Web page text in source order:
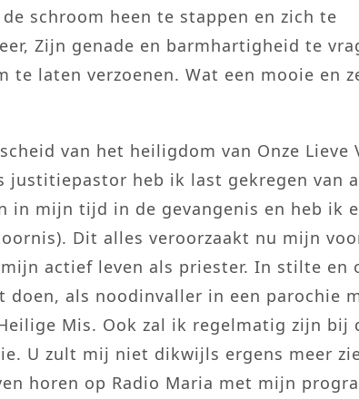
schroom heen te stappen en zich te
Zijn genade en barmhartigheid te
te laten verzoenen. Wat een mooie en
van het heiligdom van Onze Lieve
justitiepastor heb ik last gekregen van
in mijn tijd in de gevangenis en heb ik
Dit alles veroorzaakt nu mijn
actief leven als priester. In stilte en
als noodinvaller in een parochie
Mis. Ook zal ik regelmatig zijn bij
U zult mij niet dikwijls ergens meer
horen op Radio Maria met mijn